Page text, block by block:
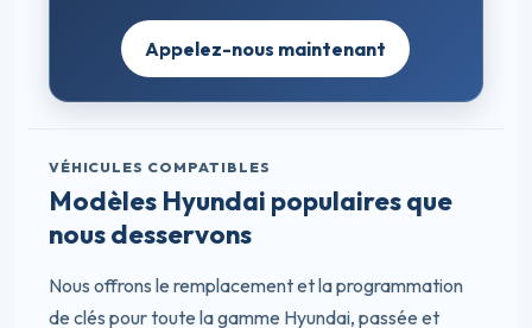
Appelez-nous maintenant
VÉHICULES COMPATIBLES
Modèles Hyundai populaires que
nous desservons
Nous offrons le remplacement et la programmation
de clés pour toute la gamme Hyundai, passée et